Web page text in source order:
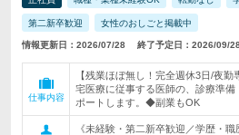
第二新卒歓迎 女性のおしごと掲載中
情報更新日：2026/07/28 終了予定日：2026/09/
仕事内容
【残業ほぼ無し！完全週休3日/夜
宅医療に従事する医師の、診療準
ポートします。◆副業もOK
《未経験・第二新卒歓迎／学歴・